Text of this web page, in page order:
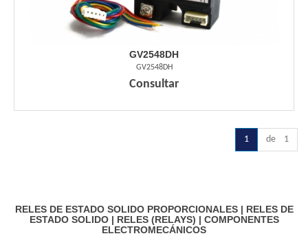
GV2548DH
GV2548DH
Consultar
1 de 1
RELES DE ESTADO SOLIDO PROPORCIONALES| RELES DE
ESTADO SOLIDO| RELES (RELAYS) | COMPONENTES
ELECTROMECÁNICOS